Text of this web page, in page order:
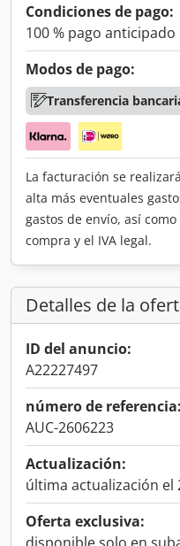
Condiciones de pago:
100 % pago anticipado
Modos de pago:
Transferencia
La facturación se
alta más eventuales
gastos de envío, así
compra y el IVA legal.
Detalles de la
ID del anuncio:
A22227497
número de referencia:
AUC-2606223
Actualización:
última actualización el
Oferta exclusiva: